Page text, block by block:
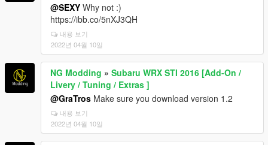
@SEXY Why not :)
https://ibb.co/5nXJ3QH
내용 보기
2022년 04월 10일
NG Modding » Subaru WRX STI 2016 [Add-On /
Livery / Tuning / Extras ]
@GraTros Make sure you download version 1.2
내용 보기
2022년 04월 10일